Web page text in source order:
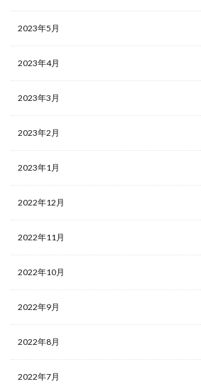
2023年5月
2023年4月
2023年3月
2023年2月
2023年1月
2022年12月
2022年11月
2022年10月
2022年9月
2022年8月
2022年7月